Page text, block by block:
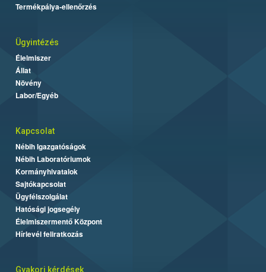
Termékpálya-ellenőrzés
Ügyintézés
Élelmiszer
Állat
Növény
Labor/Egyéb
Kapcsolat
Nébih Igazgatóságok
Nébih Laboratóriumok
Kormányhivatalok
Sajtókapcsolat
Ügyfélszolgálat
Hatósági jogsegély
Élelmiszermentő Központ
Hírlevél feliratkozás
Gyakori kérdések